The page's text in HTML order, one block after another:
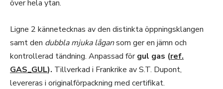
över hela ytan.
Ligne 2 kännetecknas av den distinkta öppningsklangen
samt den dubbla mjuka lågansom ger en jämn och
kontrollerad tändning. Anpassad förgul gas (ref.
GAS_GUL). Tillverkad i Frankrike av S.T. Dupont,
levereras i originalförpackning med certifikat.